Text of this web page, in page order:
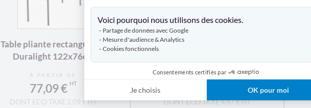
Voici pourquoi nous utilisons des cookies.
Partage de données avec Google
Mesure d'audience & Analytics
Cookies fonctionnels
Consentements certifiés par
Je choisis OK pour moi
Table pliante rectangulaire
Duralight 122x76cm
À PARTIR DE
77,09 €
2,09 €
À PARTIR DE
4,47 €